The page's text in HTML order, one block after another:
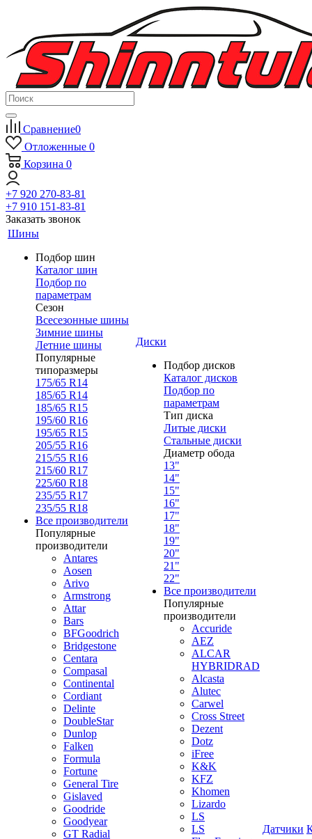
Сравнение0
Отложенные 0
Корзина 0
+7 920 270-83-81
+7 910 151-83-81
Заказать звонок
Шины
Подбор шин
Каталог шин
Подбор по
параметрам
Сезон
Всесезонные шины
Зимние шины
Летние шины
Популярные
типоразмеры
175/65 R14
185/65 R14
185/65 R15
195/60 R16
195/65 R15
205/55 R16
215/55 R16
215/60 R17
225/60 R18
235/55 R17
235/55 R18
Все производители
Популярные
производители
Antares
Aosen
Arivo
Armstrong
Attar
Bars
BFGoodrich
Bridgestone
Centara
Compasal
Continental
Cordiant
Delinte
DoubleStar
Dunlop
Falken
Formula
Fortune
General Tire
Gislaved
Goodride
Goodyear
GT Radial
Диски
Подбор дисков
Каталог дисков
Подбор по
параметрам
Тип диска
Литые диски
Стальные диски
Диаметр обода
13"
14"
15"
16"
17"
18"
19"
20"
21"
22"
Все производители
Популярные
производители
Accuride
AEZ
ALCAR
HYBRIDRAD
Alcasta
Alutec
Carwel
Cross Street
Dezent
Dotz
iFree
K&K
KFZ
Khomen
Lizardo
LS
LS
Датчики